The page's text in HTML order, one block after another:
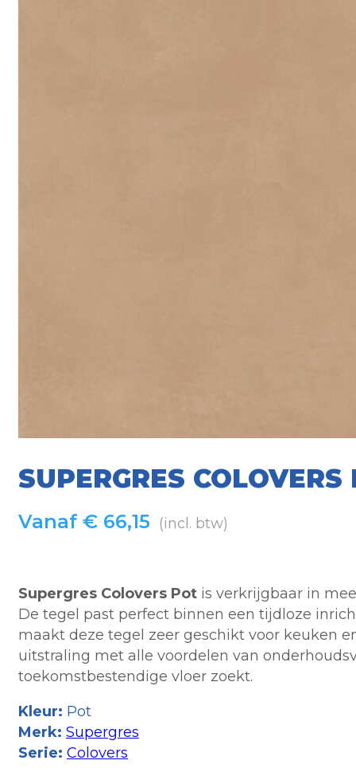
SUPERGRES COLOVERS
Vanaf € 66,15 (incl. btw)
Supergres Colovers Pot is verkrijgbaar in
De tegel past perfect binnen een tijdloze
maakt deze tegel zeer geschikt voor keuken
uitstraling met alle voordelen van
toekomstbestendige vloer zoekt.
Kleur: Pot
Merk: Supergres
Serie: Colovers